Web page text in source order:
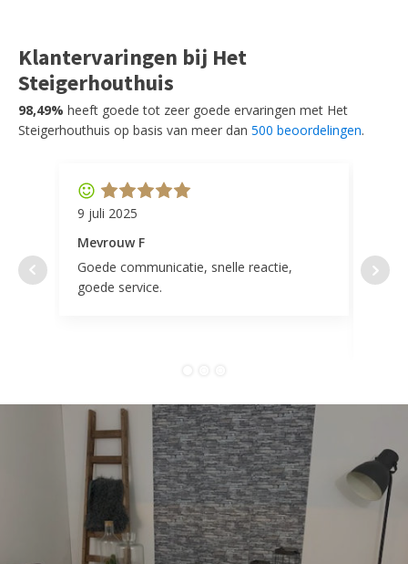
Klantervaringen bij Het
Steigerhouthuis
98,49% heeft goede tot zeer goede ervaringen met Het
Steigerhouthuis op basis van meer dan 500 beoordelingen.
9 juli 2025
Mevrouw F
Goede communicatie, snelle reactie,
goede service.
door